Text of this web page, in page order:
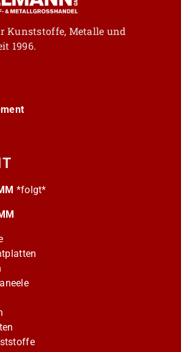
Kunststoffe, Metalle und
1996.
*folgt*